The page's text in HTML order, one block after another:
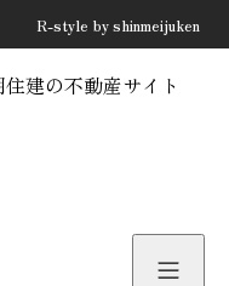
最近見た物件
物件を探す
R-style by shinmeijuken
建の不動産サイト